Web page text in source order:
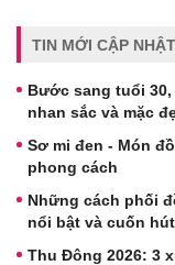
TIN MỚI CẬP NHẬT
Bước sang tuổi
nhan sắc và mặc
Sơ mi đen - Món
phong cách
Những cách phối
nổi bật và cuốn hút
Thu Đông 2026: 3